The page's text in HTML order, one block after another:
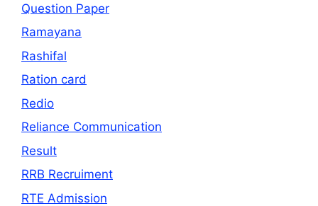
Question Paper
Ramayana
Rashifal
Ration card
Redio
Reliance Communication
Result
RRB Recruiment
RTE Admission